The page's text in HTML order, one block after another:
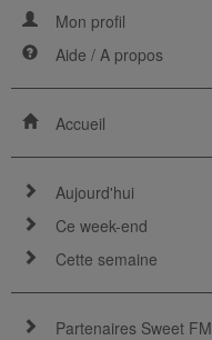
Mon profil
Aide / A propos
Accueil
Aujourd'hui
Ce week-end
Cette semaine
Partenaires Sweet FM